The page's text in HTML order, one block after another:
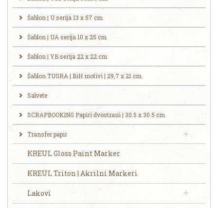
Šablon | U serija 13 x 57 cm
Šablon | UA serija 10 x 25 cm
Šablon | YB serija 22 x 22 cm
Šablon TUGRA | BiH motivi | 29,7 x 21 cm
Salvete
SCRAPBOOKING Papiri dvostrani | 30.5 x 30.5 cm
Transfer papir
KREUL Gloss Paint Marker
KREUL Triton | Akrilni Markeri
Lakovi